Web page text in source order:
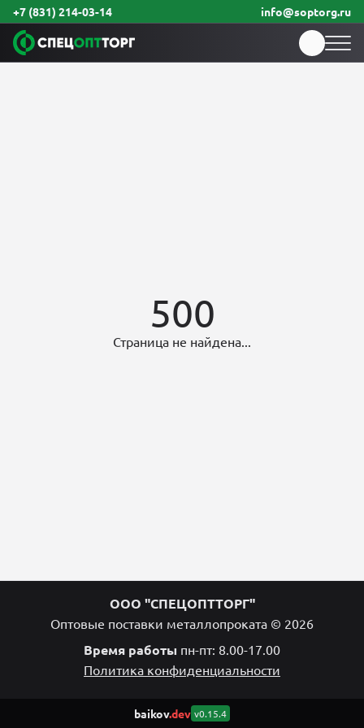
+7 (831) 214-03-14 info@soptorg.ru
500
Страница не найдена...
ООО "СПЕЦОПТТОРГ"
Оптовые поставки металлопроката © 2026
Время работы пн-пт: 8.00-17.00
Политика конфиденциальности
baikov.dev v0.15.4